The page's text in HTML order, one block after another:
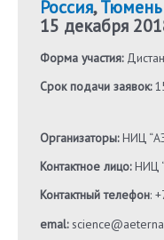
Россия,Тюмень
15 декабря
Форма участия:
Срок подачи заявок:
Организаторы:НИЦ
Контактное лицо:НИЦ
Контактный телефон:
emal: